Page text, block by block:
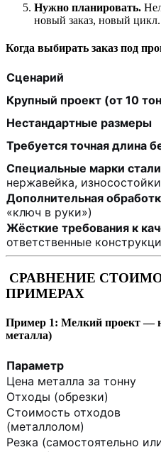
Нужно планировать.
новый заказ, новый цикл.
Когда выбирать заказ под
Сценарий
Крупный проект (от 10
Нестандартные размеры
Требуется точная длина
Специальные марки стали
нержавейка,
Дополнительная
«ключ в руки»)
Жёсткие требования к
ответственные
СРАВНЕНИЕ
ПРИМЕРАХ
Пример 1: Мелкий проект —
металла)
Параметр
Цена металла за тонну
Отходы (обрезки)
Стоимость отходов
(металлолом)
Резка (самостоятельно